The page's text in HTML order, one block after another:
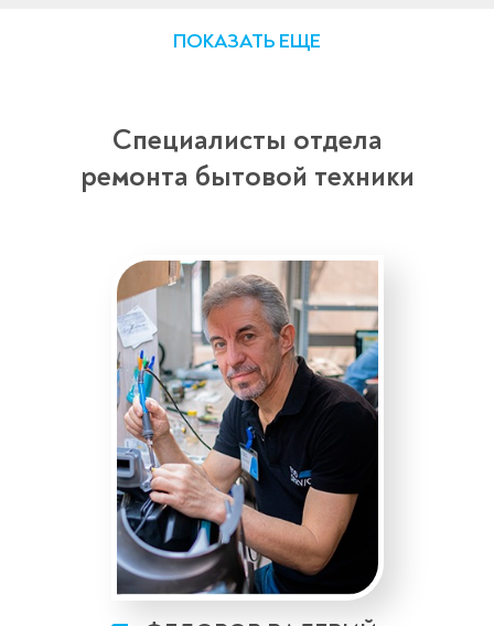
ПОКАЗАТЬ ЕЩЕ
Специалисты отдела
ремонта бытовой техники